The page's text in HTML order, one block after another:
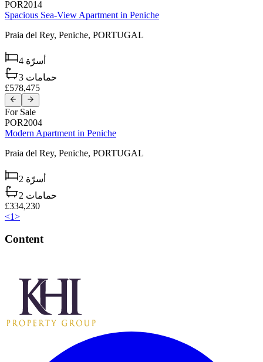
POR2014
Spacious Sea-View Apartment in Peniche
Praia del Rey, Peniche, PORTUGAL
4 أسرّة
3 حمامات
£578,475
For Sale
POR2004
Modern Apartment in Peniche
Praia del Rey, Peniche, PORTUGAL
2 أسرّة
2 حمامات
£334,230
<1>
Content